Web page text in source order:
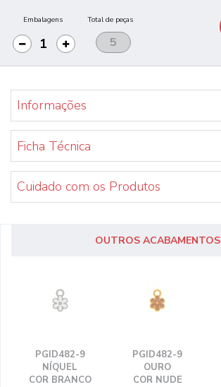
Embalagens Total de peças
Informações
Ficha Técnica
Cuidado com os Produtos
OUTROS ACABAMENTOS
PGID482-9
NÍQUEL
COR BRANCO
PGID482-9
OURO
COR NUDE